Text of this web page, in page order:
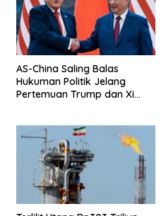
AS-China Saling Balas
Hukuman Politik Jelang
Pertemuan Trump dan Xi